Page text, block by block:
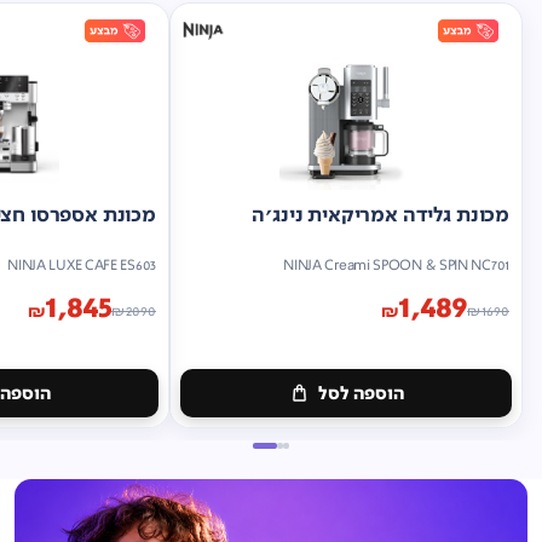
מכונת גלידה אמריקאית נינג'ה
NINJA Creami SPOON & SPIN NC701
₪1690
₪1,489
הוספה לסל
מכונת אספרסו
NINJA LUXE CAFE ES603
₪2090
₪1,845